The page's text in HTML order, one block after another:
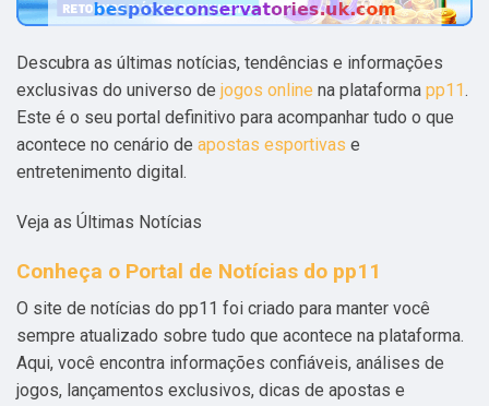
Descubra as últimas notícias, tendências e informações
exclusivas do universo de jogos online na plataforma pp11.
Este é o seu portal definitivo para acompanhar tudo o que
acontece no cenário de apostas esportivas e
entretenimento digital.
Veja as Últimas Notícias
Conheça o Portal de Notícias do pp11
O site de notícias do pp11 foi criado para manter você
sempre atualizado sobre tudo que acontece na plataforma.
Aqui, você encontra informações confiáveis, análises de
jogos, lançamentos exclusivos, dicas de apostas e